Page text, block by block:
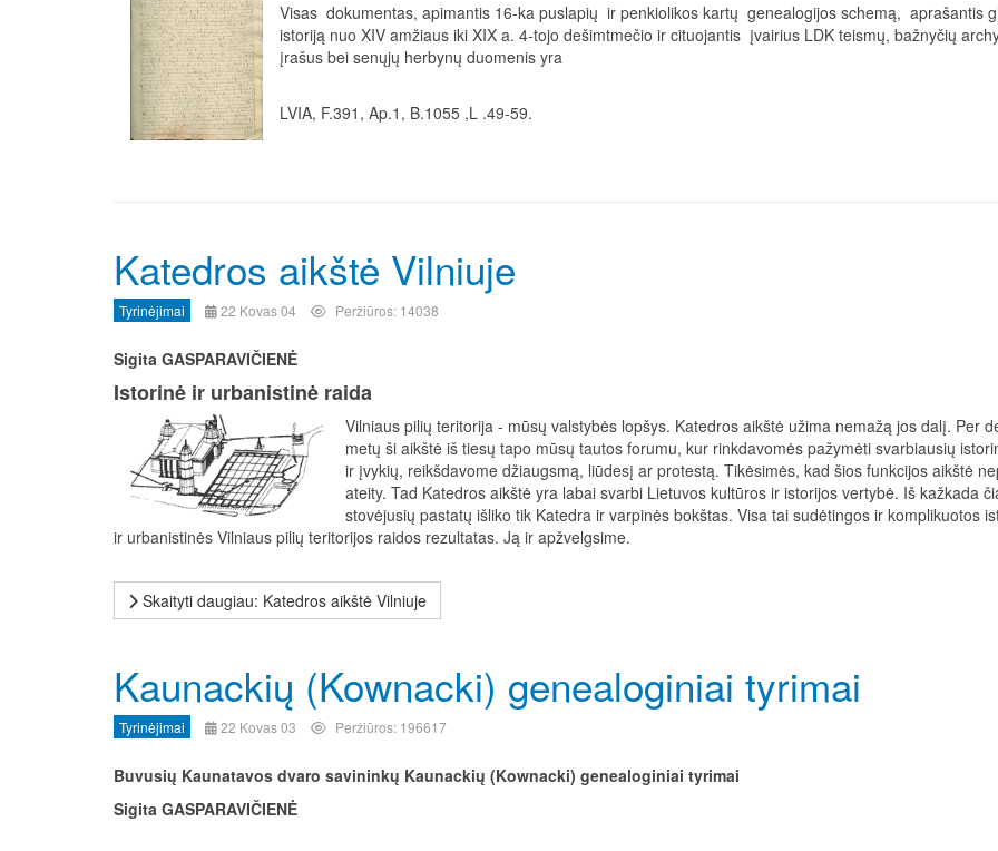
Visas dokumentas, apimantis 16-ka puslapių ir penkiolikos kartų genealogijos schemą, aprašantis
istoriją nuo XIV amžiaus iki XIX a. 4-tojo dešimtmečio ir cituojantis įvairius LDK teismų, bažnyčių
įrašus bei senųjų herbynų duomenis yra
LVIA, F.391, Ap.1, B.1055 ,L .49-59.
Katedros aikštė Vilniuje
Tyrinėjimai 22 Kovas 04 Peržiūros: 14038
Sigita GASPARAVIČIENĖ
Istorinė ir urbanistinė raida
Vilniaus pilių teritorija - mūsų valstybės lopšys. Katedros aikštė užima nemažą jos dalį. Per
metų ši aikštė iš tiesų tapo mūsų tautos forumu, kur rinkdavomės pažymėti svarbiausių
ir įvykių, reikšdavome džiaugsmą, liūdesį ar protestą. Tikėsimės, kad šios funkcijos aikštė
ateity. Tad Katedros aikštė yra labai svarbi Lietuvos kultūros ir istorijos vertybė. Iš kažkada
stovėjusių pastatų išliko tik Katedra ir varpinės bokštas. Visa tai sudėtingos ir komplikuotos
ir urbanistinės Vilniaus pilių teritorijos raidos rezultatas. Ją ir apžvelgsime.
Skaityti daugiau: Katedros aikštė Vilniuje
Kaunackių (Kownacki) genealoginiai tyrimai
Tyrinėjimai 22 Kovas 03 Peržiūros: 196617
Buvusių Kaunatavos dvaro savininkų Kaunackių (Kownacki) genealoginiai tyrimai
Sigita GASPARAVIČIENĖ